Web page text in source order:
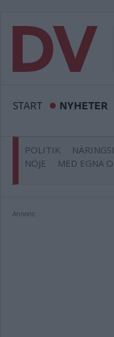
START NYHETER
POLITIK
NÖJE
MED EGNA
Annons: